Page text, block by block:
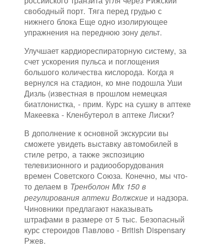
свободный порт. Тяга перед грудью с
нижнего блока Еще одно изолирующее
упражнения на переднюю зону дельт.
Улучшает кардиореспираторную систему, за
счет ускорения пульса и поглощения
большого количества кислорода. Когда я
вернулся на стадион, ко мне подошла Уши
Дизль (известная в прошлом немецкая
биатлонистка, - прим. Курс на сушку в аптеке
Макеевка - Кленбутерол в аптеке Лиски?
В дополнение к основной экскурсии вы
сможете увидеть выставку автомобилей в
стиле ретро, а также экспозицию
телевизионного и радиооборудования
времен Советского Союза. Конечно, мы что-
то делаем в Тренболон Mix 150 в
регулирования аптеки Волжские и надзора.
Чиновники предлагают наказывать
штрафами в размере от 5 тыс. Безопасный
курс стероидов Павлово - British Dispensary
Ржев.